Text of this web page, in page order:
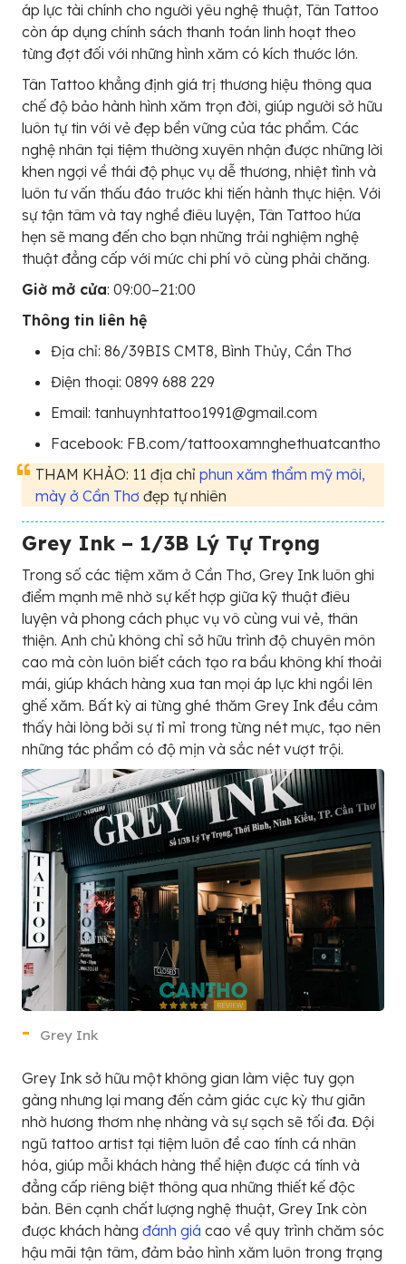
áp lực tài chính cho người yêu nghệ thuật, Tân Tattoo
còn áp dụng chính sách thanh toán linh hoạt theo
từng đợt đối với những hình xăm có kích thước lớn.
Tân Tattoo khẳng định giá trị thương hiệu thông qua
chế độ bảo hành hình xăm trọn đời, giúp người sở hữu
luôn tự tin với vẻ đẹp bền vững của tác phẩm. Các
nghệ nhân tại tiệm thường xuyên nhận được những lời
khen ngợi về thái độ phục vụ dễ thương, nhiệt tình và
luôn tư vấn thấu đáo trước khi tiến hành thực hiện. Với
sự tận tâm và tay nghề điêu luyện, Tân Tattoo hứa
hẹn sẽ mang đến cho bạn những trải nghiệm nghệ
thuật đẳng cấp với mức chi phí vô cùng phải chăng.
Giờ mở cửa: 09:00–21:00
Thông tin liên hệ
Địa chỉ: 86/39BIS CMT8, Bình Thủy, Cần Thơ
Điện thoại: 0899 688 229
Email: tanhuynhtattoo1991@gmail.com
Facebook: FB.com/tattooxamnghethuatcantho
THAM KHẢO: 11 địa chỉ phun xăm thẩm mỹ môi,
mày ở Cần Thơ đẹp tự nhiên
Grey Ink – 1/3B Lý Tự Trọng
Trong số các tiệm xăm ở Cần Thơ, Grey Ink luôn ghi
điểm mạnh mẽ nhờ sự kết hợp giữa kỹ thuật điêu
luyện và phong cách phục vụ vô cùng vui vẻ, thân
thiện. Anh chủ không chỉ sở hữu trình độ chuyên môn
cao mà còn luôn biết cách tạo ra bầu không khí thoải
mái, giúp khách hàng xua tan mọi áp lực khi ngồi lên
ghế xăm. Bất kỳ ai từng ghé thăm Grey Ink đều cảm
thấy hài lòng bởi sự tỉ mỉ trong từng nét mực, tạo nên
những tác phẩm có độ mịn và sắc nét vượt trội.
Grey Ink
Grey Ink sở hữu một không gian làm việc tuy gọn
gàng nhưng lại mang đến cảm giác cực kỳ thư giãn
nhờ hương thơm nhẹ nhàng và sự sạch sẽ tối đa. Đội
ngũ tattoo artist tại tiệm luôn đề cao tính cá nhân
hóa, giúp mỗi khách hàng thể hiện được cá tính và
đẳng cấp riêng biệt thông qua những thiết kế độc
bản. Bên cạnh chất lượng nghệ thuật, Grey Ink còn
được khách hàng đánh giá cao về quy trình chăm sóc
hậu mãi tận tâm, đảm bảo hình xăm luôn trong trạng